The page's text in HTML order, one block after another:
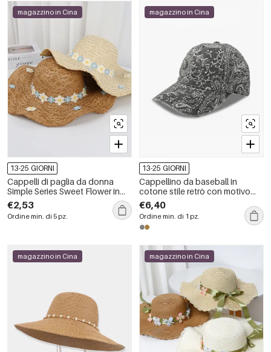
magazzino in Cina
13-25 GIORNI
Cappelli di paglia da donna
Simple Series Sweet Flower in
rafia
€2,53
Ordine min. di 5 pz.
magazzino in Cina
13-25 GIORNI
Cappellino da baseball in
cotone stile retrò con motivo
paisley, serie Ethnic.
€6,40
Ordine min. di 1 pz.
magazzino in Cina magazzino in Cina